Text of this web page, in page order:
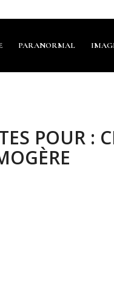
PARANORMAL
POUR :